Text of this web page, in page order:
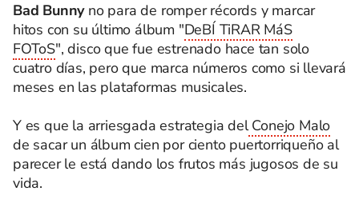
Bad Bunny no para de romper récords y marcar
hitos con su último álbum "DeBÍ TiRAR MáS
FOToS", disco que fue estrenado hace tan solo
cuatro días, pero que marca números como si llevará
meses en las plataformas musicales.
Y es que la arriesgada estrategia delConejo Malo
de sacar un álbum cien por ciento puertorriqueño al
parecer le está dando los frutos más jugosos de su
vida.